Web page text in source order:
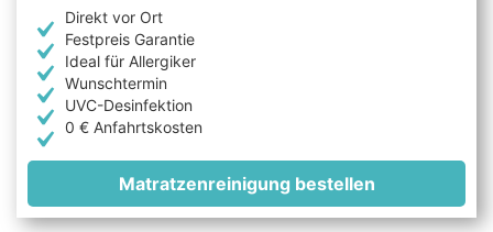
Direkt vor Ort
Festpreis Garantie
Ideal für Allergiker
Wunschtermin
UVC-Desinfektion
0 € Anfahrtskosten
Matratzenreinigung bestellen